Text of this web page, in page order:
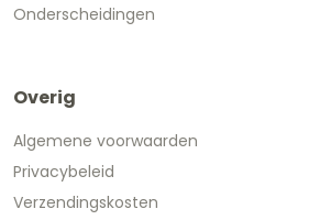
Onderscheidingen
Overig
Algemene voorwaarden
Privacybeleid
Verzendingskosten